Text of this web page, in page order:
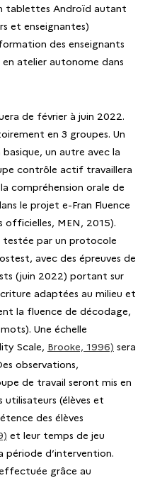
tablettes Androïd autant
et enseignantes)
des enseignants
atelier autonome dans
de février à juin 2022.
en 3 groupes. Un
un autre avec la
contrôle actif travaillera
compréhension orale de
le projet e-Fran Fluence
officielles, MEN, 2015).
par un protocole
avec des épreuves de
(juin 2022) portant sur
adaptées au milieu et
la fluence de décodage,
Une échelle
Scale, Brooke, 1996) sera
observations,
de travail seront mis en
utilisateurs (élèves et
des élèves
et leur temps de jeu
période d’intervention.
grâce au